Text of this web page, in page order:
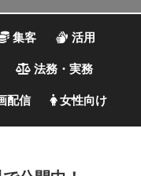
集客 活用
法務・実務
配信 女性向け